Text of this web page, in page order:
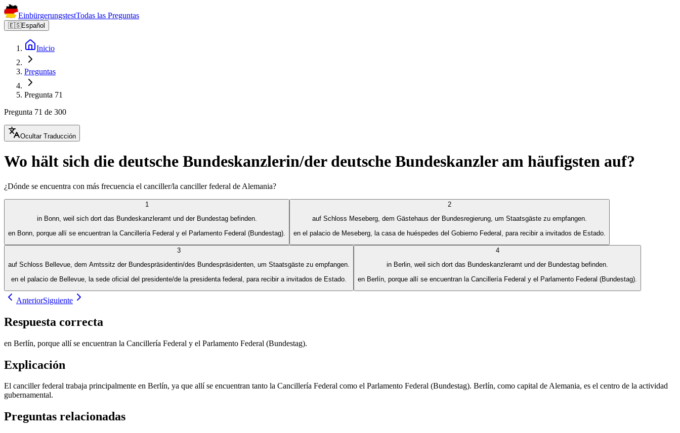
EinbürgerungstestTodas las Preguntas
🇪🇸Español
Inicio
Preguntas
Pregunta 71
Pregunta 71 de 300
Ocultar Traducción
Wo hält sich die deutsche Bundeskanzlerin/der deutsche Bundeskanzler am häufigsten auf?
¿Dónde se encuentra con más frecuencia el canciller/la canciller federal de Alemania?
1
in Bonn, weil sich dort das Bundeskanzleramt und der Bundestag befinden.
en Bonn, porque allí se encuentran la Cancillería Federal y el Parlamento Federal (Bundestag).
2
auf Schloss Meseberg, dem Gästehaus der Bundesregierung, um Staatsgäste zu empfangen.
en el palacio de Meseberg, la casa de huéspedes del Gobierno Federal, para recibir a invitados de Estado.
3
auf Schloss Bellevue, dem Amtssitz der Bundespräsidentin/des Bundespräsidenten, um Staatsgäste zu empfangen.
en el palacio de Bellevue, la sede oficial del presidente/de la presidenta federal, para recibir a invitados de Estado.
4
in Berlin, weil sich dort das Bundeskanzleramt und der Bundestag befinden.
en Berlín, porque allí se encuentran la Cancillería Federal y el Parlamento Federal (Bundestag).
AnteriorSiguiente
Respuesta correcta
en Berlín, porque allí se encuentran la Cancillería Federal y el Parlamento Federal (Bundestag).
Explicación
El canciller federal trabaja principalmente en Berlín, ya que allí se encuentran tanto la Cancillería Federal como el Parlamento Federal (Bundestag). Berlín, como capital de Alemania, es el centro de la actividad
gubernamental.
Preguntas relacionadas